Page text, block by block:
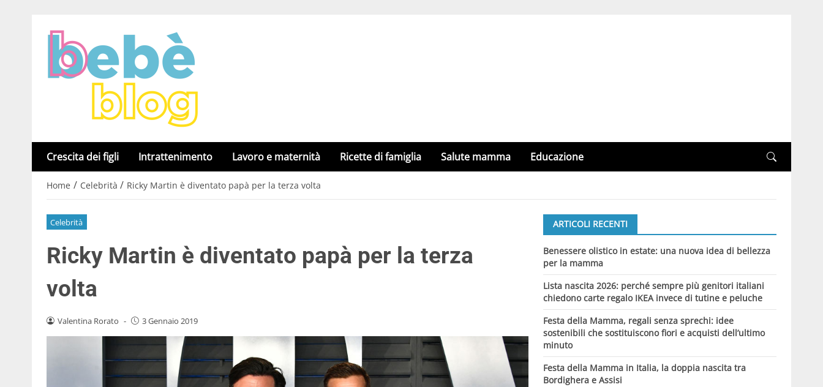
Crescita dei figli Intrattenimento Lavoro e maternità Ricette di famiglia Salute mamma Educazione
Home / Celebrità / Ricky Martin è diventato papà per la terza volta
Celebrità
Ricky Martin è diventato papà per la terza
volta
Valentina Rorato - 3 Gennaio 2019
ARTICOLI RECENTI
Benessere olistico in estate: una nuova idea di bellezza
per la mamma
Lista nascita 2026: perché sempre più genitori italiani
chiedono carte regalo IKEA invece di tutine e peluche
Festa della Mamma, regali senza sprechi: idee
sostenibili che sostituiscono fiori e acquisti dell’ultimo
minuto
Festa della Mamma in Italia, la doppia nascita tra
Bordighera e Assisi